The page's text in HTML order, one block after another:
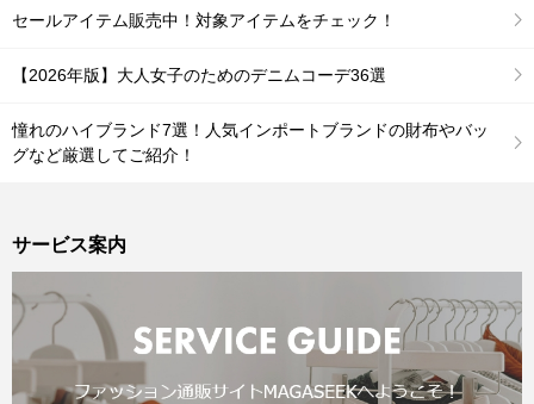
セールアイテム販売中！対象アイテムをチェック！
【2026年版】大人女子のためのデニムコーデ36選
憧れのハイブランド7選！人気インポートブランドの財布やバッ
グなど厳選してご紹介！
サービス案内